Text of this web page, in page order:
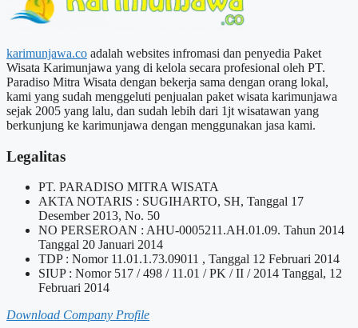
karimunjawa.co adalah websites infromasi dan penyedia Paket
Wisata Karimunjawa yang di kelola secara profesional oleh PT.
Paradiso Mitra Wisata dengan bekerja sama dengan orang lokal,
kami yang sudah menggeluti penjualan paket wisata karimunjawa
sejak 2005 yang lalu, dan sudah lebih dari 1jt wisatawan yang
berkunjung ke karimunjawa dengan menggunakan jasa kami.
Legalitas
PT. PARADISO MITRA WISATA
AKTA NOTARIS : SUGIHARTO, SH, Tanggal 17
Desember 2013, No. 50
NO PERSEROAN : AHU-0005211.AH.01.09. Tahun 2014
Tanggal 20 Januari 2014
TDP : Nomor 11.01.1.73.09011 , Tanggal 12 Februari 2014
SIUP : Nomor 517 / 498 / 11.01 / PK / II / 2014 Tanggal, 12
Februari 2014
Download Company Profile